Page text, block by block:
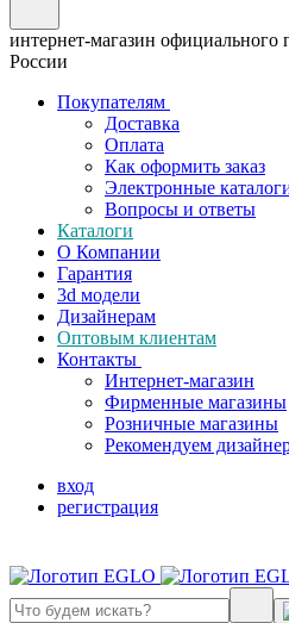
интернет-магазин официального
России
Покупателям
Доставка
Оплата
Как оформить заказ
Электронные
Вопросы и ответы
Каталоги
О Компании
Гарантия
3d модели
Дизайнерам
Оптовым клиентам
Контакты
Интернет-магазин
Фирменные магазины
Розничные магазины
Рекомендуем
вход
регистрация